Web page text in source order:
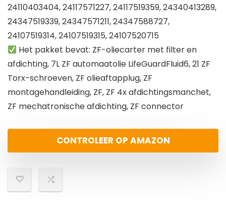
24110403404, 24117571227, 24117519359, 24340413289,
24347519339, 24347571211, 24347588727,
24107519314, 24107519315, 24107520715
Het pakket bevat: ZF-oliecarter met filter en
afdichting, 7L ZF automaatolie LifeGuardFluid6, 21 ZF
Torx-schroeven, ZF olieaftapplug, ZF
montagehandleiding, ZF, ZF 4x afdichtingsmanchet,
ZF mechatronische afdichting, ZF connector
CONTROLEER OP AMAZON